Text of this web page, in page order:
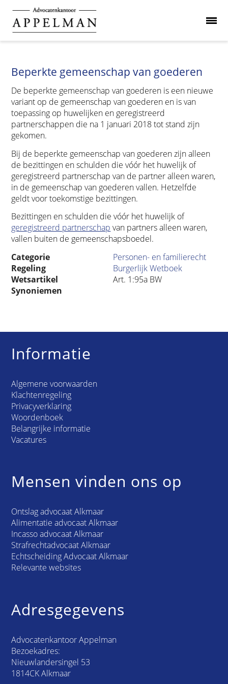
Beperkte gemeenschap van goederen
De beperkte gemeenschap van goederen is een nieuwe
variant op de gemeenschap van goederen en is van
toepassing op huwelijken en geregistreerd
partnerschappen die na 1 januari 2018 tot stand zijn
gekomen.
Bij de beperkte gemeenschap van goederen zijn alleen
de bezittingen en schulden die vóór het huwelijk of
geregistreerd partnerschap van de partner alleen waren,
in de gemeenschap van goederen vallen. Hetzelfde
geldt voor toekomstige bezittingen.
Bezittingen en schulden die vóór het huwelijk of
geregistreerd partnerschap van partners alleen waren,
vallen buiten de gemeenschapsboedel.
Categorie
Personen- en familierecht
Regeling
Burgerlijk Wetboek
Wetsartikel
Art. 1:95a BW
Synoniemen
Informatie
Algemene voorwaarden
Klachtenregeling
Privacyverklaring
Woordenboek
Belangrijke informatie
Vacatures
Mensen vinden ons op
Ontslag advocaat Alkmaar
Alimentatie advocaat Alkmaar
Incasso advocaat Alkmaar
Strafrechtadvocaat Alkmaar
Echtscheiding Advocaat Alkmaar
Relevante websites
Adresgegevens
Advocatenkantoor Appelman
Bezoekadres:
Nieuwlandersingel 53
1814CK Alkmaar